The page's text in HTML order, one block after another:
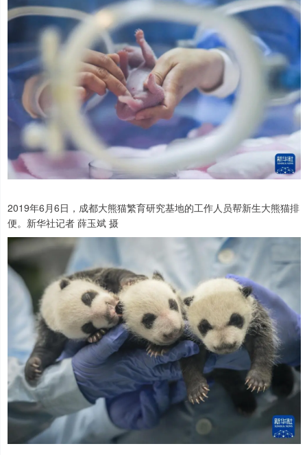
2019年6月6日，成都大熊猫繁育研究基地的工作人员帮新生大熊猫排
便。新华社记者 薛玉斌 摄